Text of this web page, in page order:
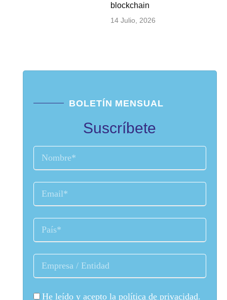
blockchain
14 Julio, 2026
BOLETÍN MENSUAL
Suscríbete
He leído y acepto la política de privacidad.